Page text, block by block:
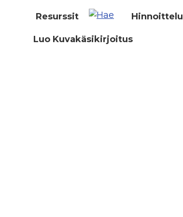
Resurssit Hinnoittelu
Luo Kuvakäsikirjoitus